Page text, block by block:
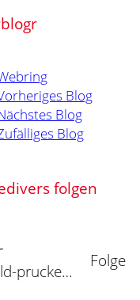
Blog
Blog
Blog
folgen
@ossis-blog@oswald-prucker.de
Folge